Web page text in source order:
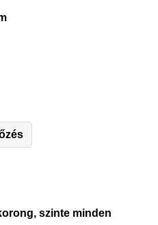
szinte minden